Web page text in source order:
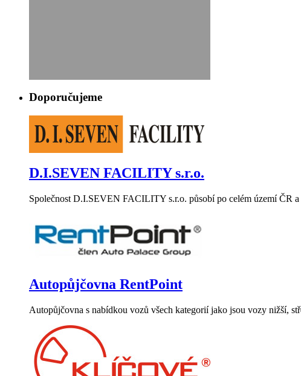
Doporučujeme
D.I.SEVEN FACILITY s.r.o.
Společnost D.I.SEVEN FACILITY s.r.o. působí po celém území ČR
Autopůjčovna RentPoint
Autopůjčovna s nabídkou vozů všech kategorií jako jsou vozy nižší,